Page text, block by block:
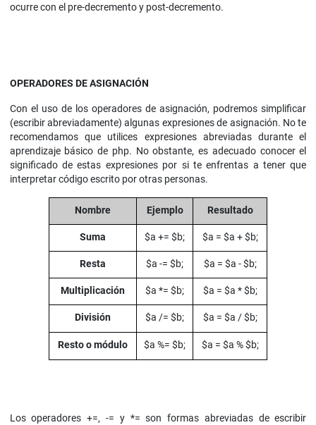
ocurre con el pre-decremento y post-decremento.
OPERADORES DE ASIGNACIÓN
Con el uso de los operadores de asignación, podremos simplificar
(escribir abreviadamente) algunas expresiones de asignación. No te
recomendamos que utilices expresiones abreviadas durante el
aprendizaje básico de php. No obstante, es adecuado conocer el
significado de estas expresiones por si te enfrentas a tener que
interpretar código escrito por otras personas.
Nombre Ejemplo Resultado
Suma $a += $b; $a = $a + $b;
Resta $a -= $b; $a = $a - $b;
Multiplicación $a *= $b; $a = $a * $b;
División $a /= $b; $a = $a / $b;
Resto o módulo $a %= $b; $a = $a % $b;
Los operadores +=, -= y *= son formas abreviadas de escribir